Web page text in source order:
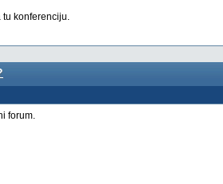
tu konferenciju.
forum.